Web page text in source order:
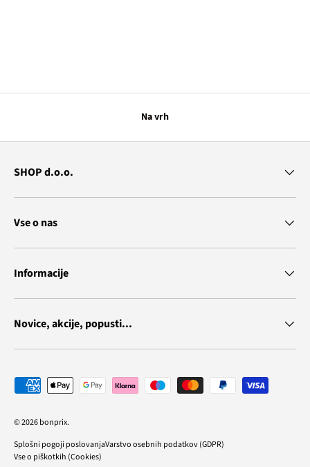
Na vrh
SHOP d.o.o.
Vse o nas
Informacije
Novice, akcije, popusti...
Vrste plačila
© 2026bonprix.
Splošni pogoji poslovanjaVarstvo osebnih podatkov (GDPR)
Vse o piškotkih (Cookies)